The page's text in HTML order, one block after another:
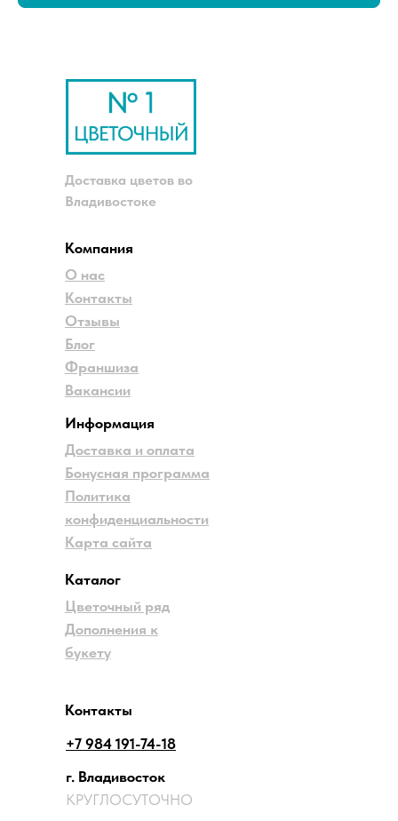
Доставка цветов во
Владивостоке
Компания
О нас
Контакты
Отзывы
Блог
Франшиза
Вакансии
Информация
Доставка и оплата
Бонусная программа
Политика
конфиденциальности
Карта сайта
Контакты
г. Владивосток
КРУГЛОСУТОЧНО
+7 984 191-74-18
Каталог
Цветочный ряд
Дополнения к
букету